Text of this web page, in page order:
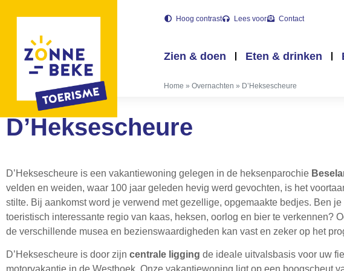
Hoog contrast Lees voor Contact
Zien & doen Eten & drinken
Home » Overnachten » D’Heksescheure
D’Heksescheure
D’Heksescheure is een vakantiewoning gelegen in de heksenparochie
velden en weiden, waar 100 jaar geleden hevig werd gevochten, is het
stilte. Bij aankomst word je verwend met gezellige, opgemaakte bedjes. Ben
toeristisch interessante regio van kaas, heksen, oorlog en bier te verkennen?
de verschillende musea en bezienswaardigheden kan vast en zeker op het
D’Heksescheure is door zijn centrale ligging de ideale uitvalsbasis voor uw